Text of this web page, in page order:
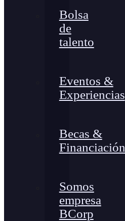
Bolsa
de
talento
Eventos &
Experiencias
Becas &
Financiación
Somos
empresa
BCorp